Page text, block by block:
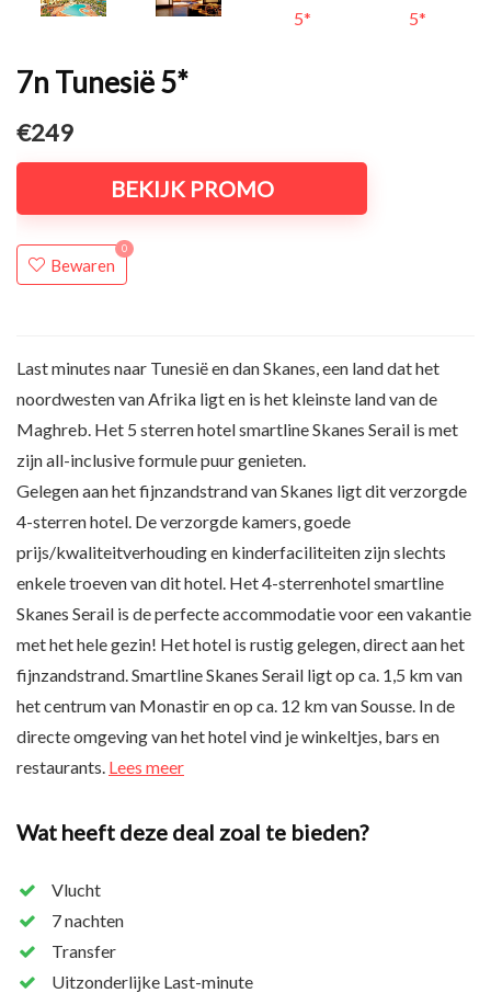
7n Tunesië 5*
€249
BEKIJK PROMO
Bewaren
0
Last minutes naar Tunesië en dan Skanes, een land dat het
noordwesten van Afrika ligt en is het kleinste land van de
Maghreb. Het 5 sterren hotel smartline Skanes Serail is met
zijn all-inclusive formule puur genieten.
Gelegen aan het fijnzandstrand van Skanes ligt dit verzorgde
4-sterren hotel. De verzorgde kamers, goede
prijs/kwaliteitverhouding en kinderfaciliteiten zijn slechts
enkele troeven van dit hotel. Het 4-sterrenhotel smartline
Skanes Serail is de perfecte accommodatie voor een vakantie
met het hele gezin! Het hotel is rustig gelegen, direct aan het
fijnzandstrand. Smartline Skanes Serail ligt op ca. 1,5 km van
het centrum van Monastir en op ca. 12 km van Sousse. In de
directe omgeving van het hotel vind je winkeltjes, bars en
restaurants. Lees meer
Wat heeft deze deal zoal te bieden?
Vlucht
7 nachten
Transfer
Uitzonderlijke Last-minute